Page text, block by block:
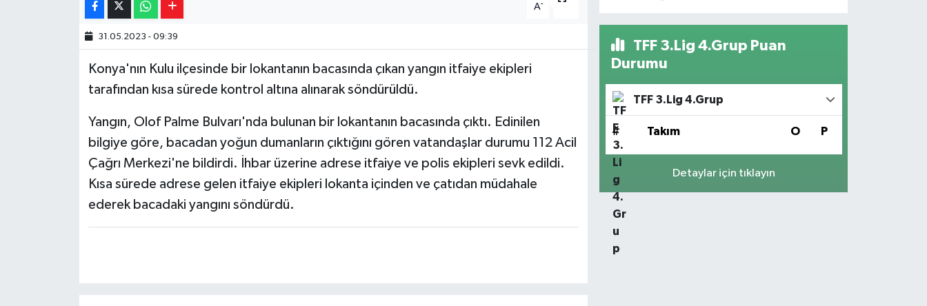
A-
31.05.2023 - 09:39
Konya'nın Kulu ilçesinde bir lokantanın bacasında çıkan yangın itfaiye ekipleri
tarafından kısa sürede kontrol altına alınarak söndürüldü.
Yangın, Olof Palme Bulvarı'nda bulunan bir lokantanın bacasında çıktı. Edinilen
bilgiye göre, bacadan yoğun dumanların çıktığını gören vatandaşlar durumu 112 Acil
Çağrı Merkezi'ne bildirdi. İhbar üzerine adrese itfaiye ve polis ekipleri sevk edildi.
Kısa sürede adrese gelen itfaiye ekipleri lokanta içinden ve çatıdan müdahale
ederek bacadaki yangını söndürdü.
TFF 3.Lig 4.Grup Puan
Durumu
TFF 3.Lig 4.Grup
# Takım O P
Detaylar için tıklayın